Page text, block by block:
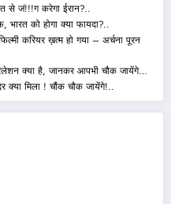
से जं!!!ग करेगा ईरान?..
भारत को होगा क्या फायदा?..
करियर ख़त्म हो गया – अर्चना पूरन
क्या है, जानकर आपभी चौक जायेंगे…
क्या मिला ! चौंक चौक जायेंगे!..